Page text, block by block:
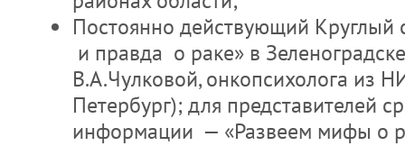
Постоянно действующий
и правда о раке» в
В.А.Чулковой, онкопсихолога из
Петербург); для представителей
информации — «Развеем мифы о